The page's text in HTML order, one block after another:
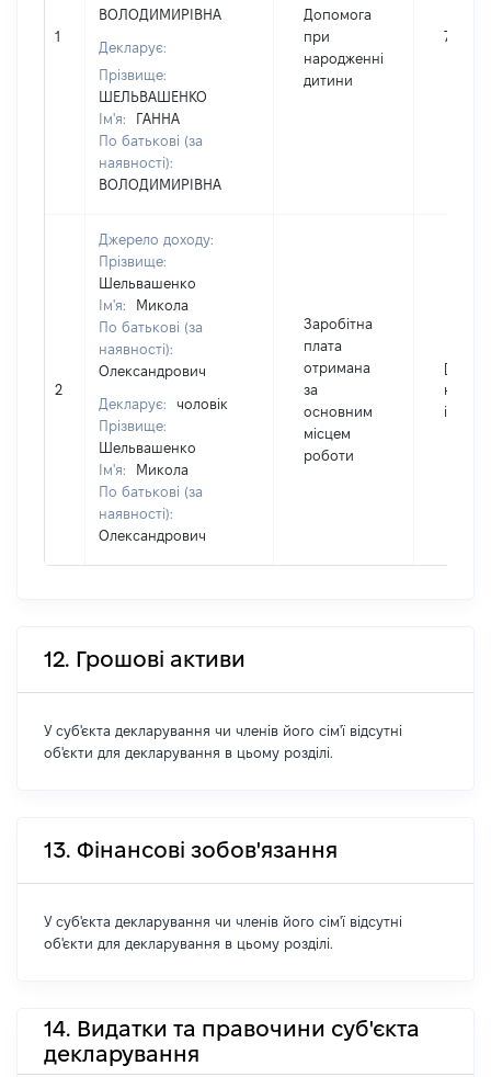
1
ВОЛОДИМИРІВНА
Декларує:
Прізвище:
ШЕЛЬВАШЕНКО
Ім'я:
ГАННА
По батькові (за
наявності):
ВОЛОДИМИРІВНА
Допомога
при
народженні
дитини
7740
2
Джерело доходу:
Прізвище:
Шельвашенко
Ім'я:
Микола
По батькові (за
наявності):
Олександрович
Декларує:
чоловік
Прізвище:
Шельвашенко
Ім'я:
Микола
По батькові (за
наявності):
Олександрович
Заробітна
плата
отримана
за
основним
місцем
роботи
[Член
не
12. Грошові активи
У суб'єкта декларування чи членів його сім'ї відсутні
об'єкти для декларування в цьому розділі.
13. Фінансові зобов'язання
У суб'єкта декларування чи членів його сім'ї відсутні
об'єкти для декларування в цьому розділі.
14. Видатки та правочини суб'єкта
декларування